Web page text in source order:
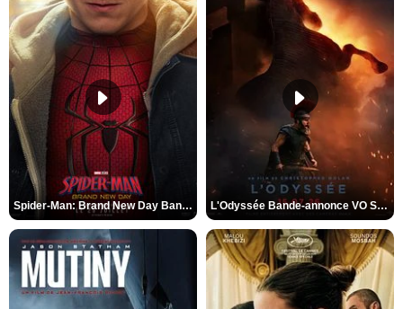
Spider-Man: Brand New Day Bande-annonce VO STFR L'Odyssée Bande-annonce VO STFR